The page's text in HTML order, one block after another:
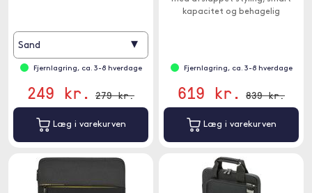
Sand ▾
Fjernlagring, ca. 3-8 hverdage
249 kr. 279 kr.
Læg i varekurven
kapacitet og behagelig
Fjernlagring, ca. 3-8 hverdage
619 kr. 839 kr.
Læg i varekurven